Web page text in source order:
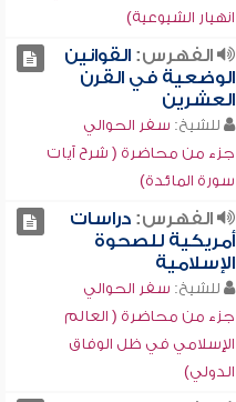
انهيار الشيوعية)
الفهرس:القوانين
الوضعية في القرن
العشرين
للشيخ: سفر الحوالي
جزء من محاضرة ( شرح آيات
سورة المائدة)
الفهرس:دراسات
أمريكية للصحوة
الإسلامية
للشيخ: سفر الحوالي
جزء من محاضرة ( العالم
الإسلامي في ظل الوفاق
الدولي)